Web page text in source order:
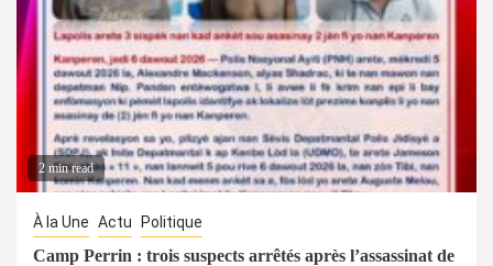
2 min read
À la Une Actu Politique
Camp Perrin : trois suspects arrêtés après l’assassinat de